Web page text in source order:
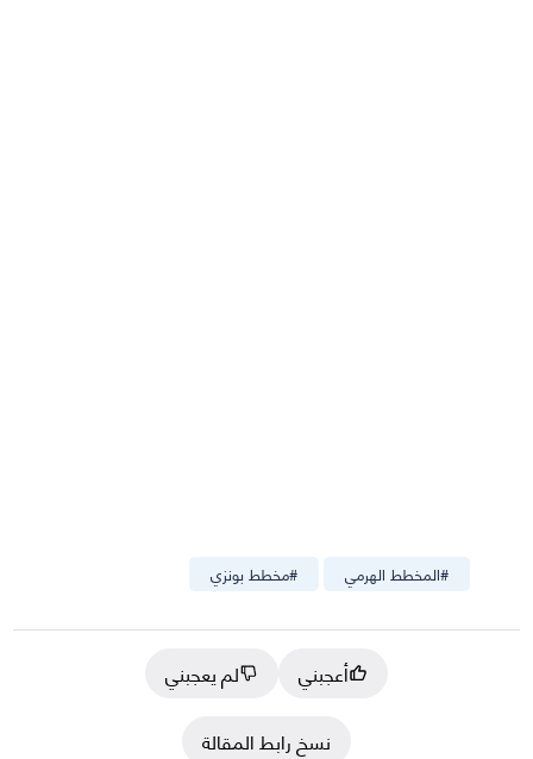
#مخطط بونزي #المخطط الهرمي
أعجبني
لم يعجبني
نسخ رابط المقالة